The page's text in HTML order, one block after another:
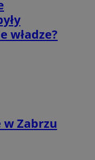
władze?
Zabrzu